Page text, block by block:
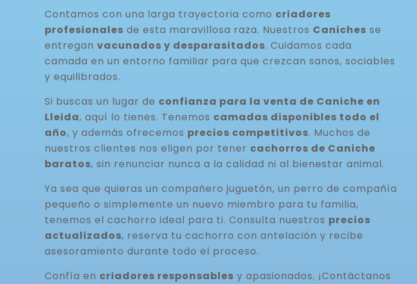
Contamos con una larga trayectoria como criadores
profesionales de esta maravillosa raza. Nuestros Caniches se
entregan vacunados y desparasitados. Cuidamos cada
camada en un entorno familiar para que crezcan sanos, sociables
y equilibrados.
Si buscas un lugar de confianza para la venta de Caniche en
Lleida, aquí lo tienes. Tenemos camadas disponibles todo el
año, y además ofrecemos precios competitivos. Muchos de
nuestros clientes nos eligen por tener cachorros de Caniche
baratos, sin renunciar nunca a la calidad ni al bienestar animal.
Ya sea que quieras un compañero juguetón, un perro de compañía
pequeño o simplemente un nuevo miembro para tu familia,
tenemos el cachorro ideal para ti. Consulta nuestros precios
actualizados, reserva tu cachorro con antelación y recibe
asesoramiento durante todo el proceso.
Confía en criadores responsables y apasionados. ¡Contáctanos